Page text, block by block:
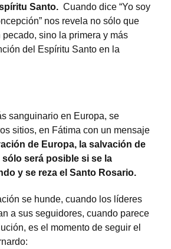
Santo. Cuando dice “Yo soy
nos revela no sólo que
sino la primera y más
del Espíritu Santo en la
sanguinario en Europa, se
sitios, en Fátima con un mensaje
de Europa, la salvación de
será posible si se la
y se reza el Santo Rosario.
se hunde, cuando los líderes
a sus seguidores, cuando parece
es el momento de seguir el